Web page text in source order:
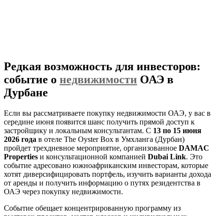
Редкая возможность для инвесторов:
событие о недвижимости ОАЭ в
Дурбане
Если вы рассматриваете покупку недвижимости ОАЭ, у вас в
середине июня появится шанс получить прямой доступ к
застройщику и локальным консультантам. С 13 по 15 июня
2026 года в отеле The Oyster Box в Умхланга (Дурбан)
пройдет трехдневное мероприятие, организованное DAMAC
Properties и консультационной компанией Dubai Link. Это
событие адресовано южноафриканским инвесторам, которые
хотят диверсифицировать портфель, изучить варианты дохода
от аренды и получить информацию о путях резидентства в
ОАЭ через покупку недвижимости.
Событие обещает концентрированную программу из